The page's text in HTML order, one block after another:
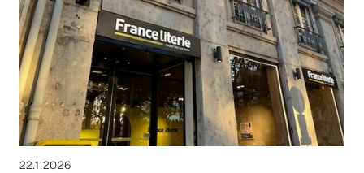
22.1.2026